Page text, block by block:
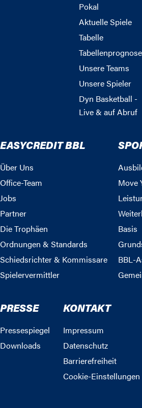
Pokal
Aktuelle Spiele
Tabelle
Tabellenprognose
Unsere Teams
Unsere Spieler
Dyn Basketball -
Live & auf Abruf
EASYCREDIT BBL
Über Uns
Office-Team
Jobs
Partner
Die Trophäen
Ordnungen & Standards
Schiedsrichter & Kommissare
Spielervermittler
Move
Basis
BBL-
PRESSE
Pressespiegel
Downloads
KONTAKT
Impressum
Datenschutz
Barrierefreiheit
Cookie-Einstellungen